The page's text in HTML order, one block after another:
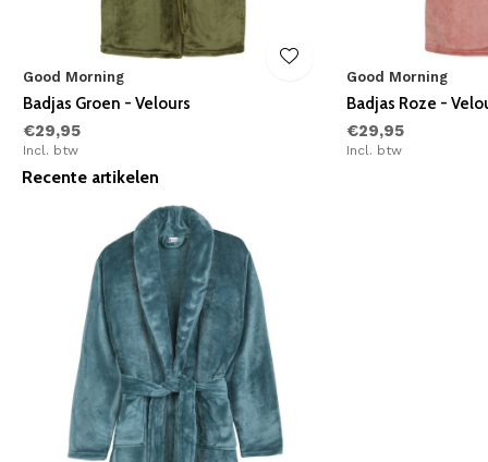
Good Morning
Badjas Groen - Velours
€29,95
Incl. btw
Good Morning
Badjas Roze -
€29,95
Incl. btw
Recente artikelen